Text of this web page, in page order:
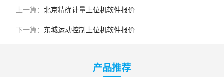
上一篇： 北京精确计量上位机软件报价
下一篇： 东城运动控制上位机软件报价
产品推荐